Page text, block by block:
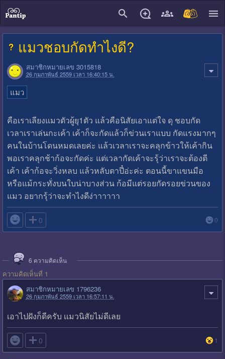
แมวชอบกัดทำไงดี?
สมาชิกหมายเลข 3015818
26 กุมภาพันธ์ 2559 เวลา 16:40:15 น.
แมว
คือเราเลียงแมวตัวผู้ยุ1ตัว แล้วคือนิสัยเอาแต่ใจ ดุ ชอบกัด
เวลาเราเล่นกะเค้า เค้าก็จะกัดแล้วก็ข่วนเราแบบ กัดแรงมากๆ
คนในบ้านโดนหมดเลยค่ะ แล้วเวลาเราจะคลุกข้าวให้เค้ากิน
พอเราคลุกช้าก้อจะกัดค่ะ แต่เวลากัดเค้าจะรุ้ว่าเราจะต้องตี
เค้า เค้าก้อจะวิ่งหลบ แล้วหลับตาปี๋อ่ะค่ะ ตอนนี้ขาแขนมือ
หรือแม้กระทั่งบนใบน่าบางส่วน ก้อมีแต่รอยกัดรอยข่วนของ
แมว อยากรุ้ว่าจะทำไงดีง่าาาาาา
 0 0
6 ความคิดเห็น
ความคิดเห็นที่ 1
สมาชิกหมายเลข 1796236
26 กุมภาพันธ์ 2559 เวลา 16:57:11 น.
เอาไปฝังก็ดีครับ เเมวนิสัยไม่ดีเลย
 0 1
close